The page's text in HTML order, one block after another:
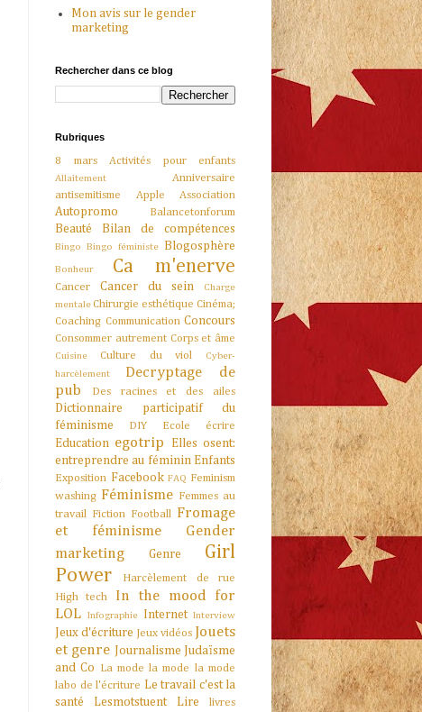
Mon avis sur le gender
marketing
Rechercher dans ce blog
Rubriques
8 mars Activités pour enfants
Allaitement
Anniversaire
antisemitisme
Apple Association
Autopromo Balancetonforum
Beauté Bilan de compétences
Bingo Bingo féministe Blogosphère
Bonheur Ca m'enerve
Cancer Cancer du sein
Charge
mentaleChirurgie esthétique Cinéma;
Coaching Communication Concours
Consommer autrement Corps et âme
Cuisine Culture du viol
Cyber-
harcèlement
Decryptage de
pub
Des racines et des ailes
Dictionnaire participatif du
féminisme
DIY Ecole écrire
Education egotrip
Elles osent:
entreprendre au féminin Enfants
Exposition Facebook FAQ Feminism
washing Féminisme Femmes au
travail Fiction Football Fromage
et féminisme
Gender
marketing
Genre
Girl
Power
Harcèlement de rue
High tech
In the mood for
LOL
Infographie Internet Interview
Jeux d'écriture Jeux vidéos Jouets
et genre
Journalisme
Judaïsme
and Co
La mode la mode la mode
labo de l'écriture Le travail c'est la
santé
Lesmotstuent Lire livres